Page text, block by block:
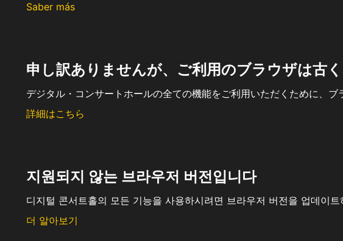
Saber más
申し訳ありませんが、ご利用のブラウザは古
デジタル・コンサートホールの全ての機能をご利用いただくために、ブ
詳細はこちら
지원되지 않는 브라우저 버전입니다
디지털 콘서트홀의 모든 기능을 사용하시려면 브라우저 버전을 업데이트
더 알아보기